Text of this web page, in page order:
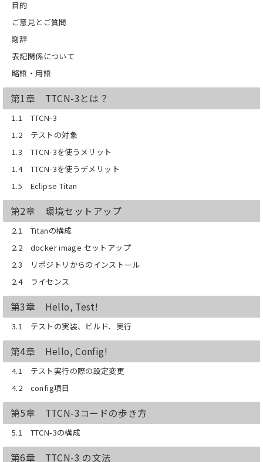
目的
ご意見とご質問
謝辞
表記関係について
略語・用語
第1章 TTCN-3とは？
1.1 TTCN-3
1.2 テストの対象
1.3 TTCN-3を使うメリット
1.4 TTCN-3を使うデメリット
1.5 Eclipse Titan
第2章 環境セットアップ
2.1 Titanの構成
2.2 docker image セットアップ
2.3 リポジトリからのインストール
2.4 ライセンス
第3章 Hello, Test!
3.1 テストの実装、ビルド、実行
第4章 Hello, Config!
4.1 テスト実行の際の設定変更
4.2 config項目
第5章 TTCN-3コードの歩き方
5.1 TTCN-3の構成
第6章 TTCN-3 の文法